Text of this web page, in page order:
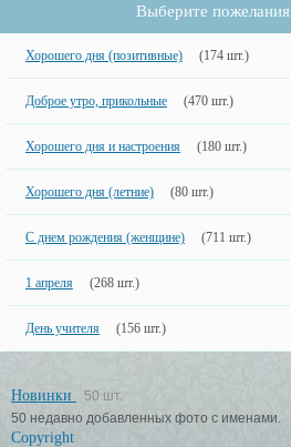
Выберите пожелания
Хорошего дня (позитивные) (174 шт.)
Доброе утро, прикольные (470 шт.)
Хорошего дня и настроения (180 шт.)
Хорошего дня (летние) (80 шт.)
С днем рождения (женщине) (711 шт.)
1 апреля (268 шт.)
День учителя (156 шт.)
Новинки
50 шт.
50 недавно добавленных фото с именами.
Copyright